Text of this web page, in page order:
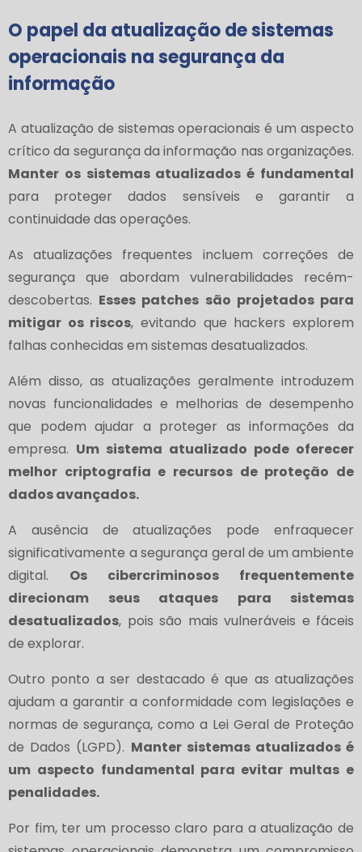
O papel da atualização de sistemas
operacionais na segurança da
informação
A atualização de sistemas operacionais é um aspecto
crítico da segurança da informação nas organizações.
Manter os sistemas atualizados é fundamental
para proteger dados sensíveis e garantir a
continuidade das operações.
As atualizações frequentes incluem correções de
segurança que abordam vulnerabilidades recém-
descobertas. Esses patches são projetados para
mitigar os riscos, evitando que hackers explorem
falhas conhecidas em sistemas desatualizados.
Além disso, as atualizações geralmente introduzem
novas funcionalidades e melhorias de desempenho
que podem ajudar a proteger as informações da
empresa. Um sistema atualizado pode oferecer
melhor criptografia e recursos de proteção de
dados avançados.
A ausência de atualizações pode enfraquecer
significativamente a segurança geral de um ambiente
digital. Os cibercriminosos frequentemente
direcionam seus ataques para sistemas
desatualizados, pois são mais vulneráveis e fáceis
de explorar.
Outro ponto a ser destacado é que as atualizações
ajudam a garantir a conformidade com legislações e
normas de segurança, como a Lei Geral de Proteção
de Dados (LGPD). Manter sistemas atualizados é
um aspecto fundamental para evitar multas e
penalidades.
Por fim, ter um processo claro para a atualização de